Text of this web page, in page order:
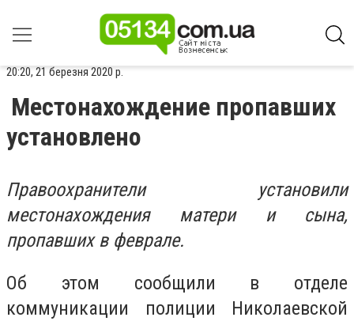
20:20, 21 березня 2020 р.
Местонахождение пропавших
установлено
Правоохранители установили
местонахождения матери и сына,
пропавших в феврале.
Об этом сообщили в отделе
коммуникации полиции Николаевской